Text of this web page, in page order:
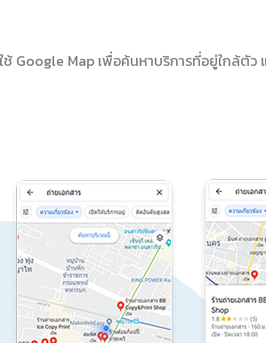
Google Map เพื่อค้นหาบริการที่อยู่ใกล้ตัว